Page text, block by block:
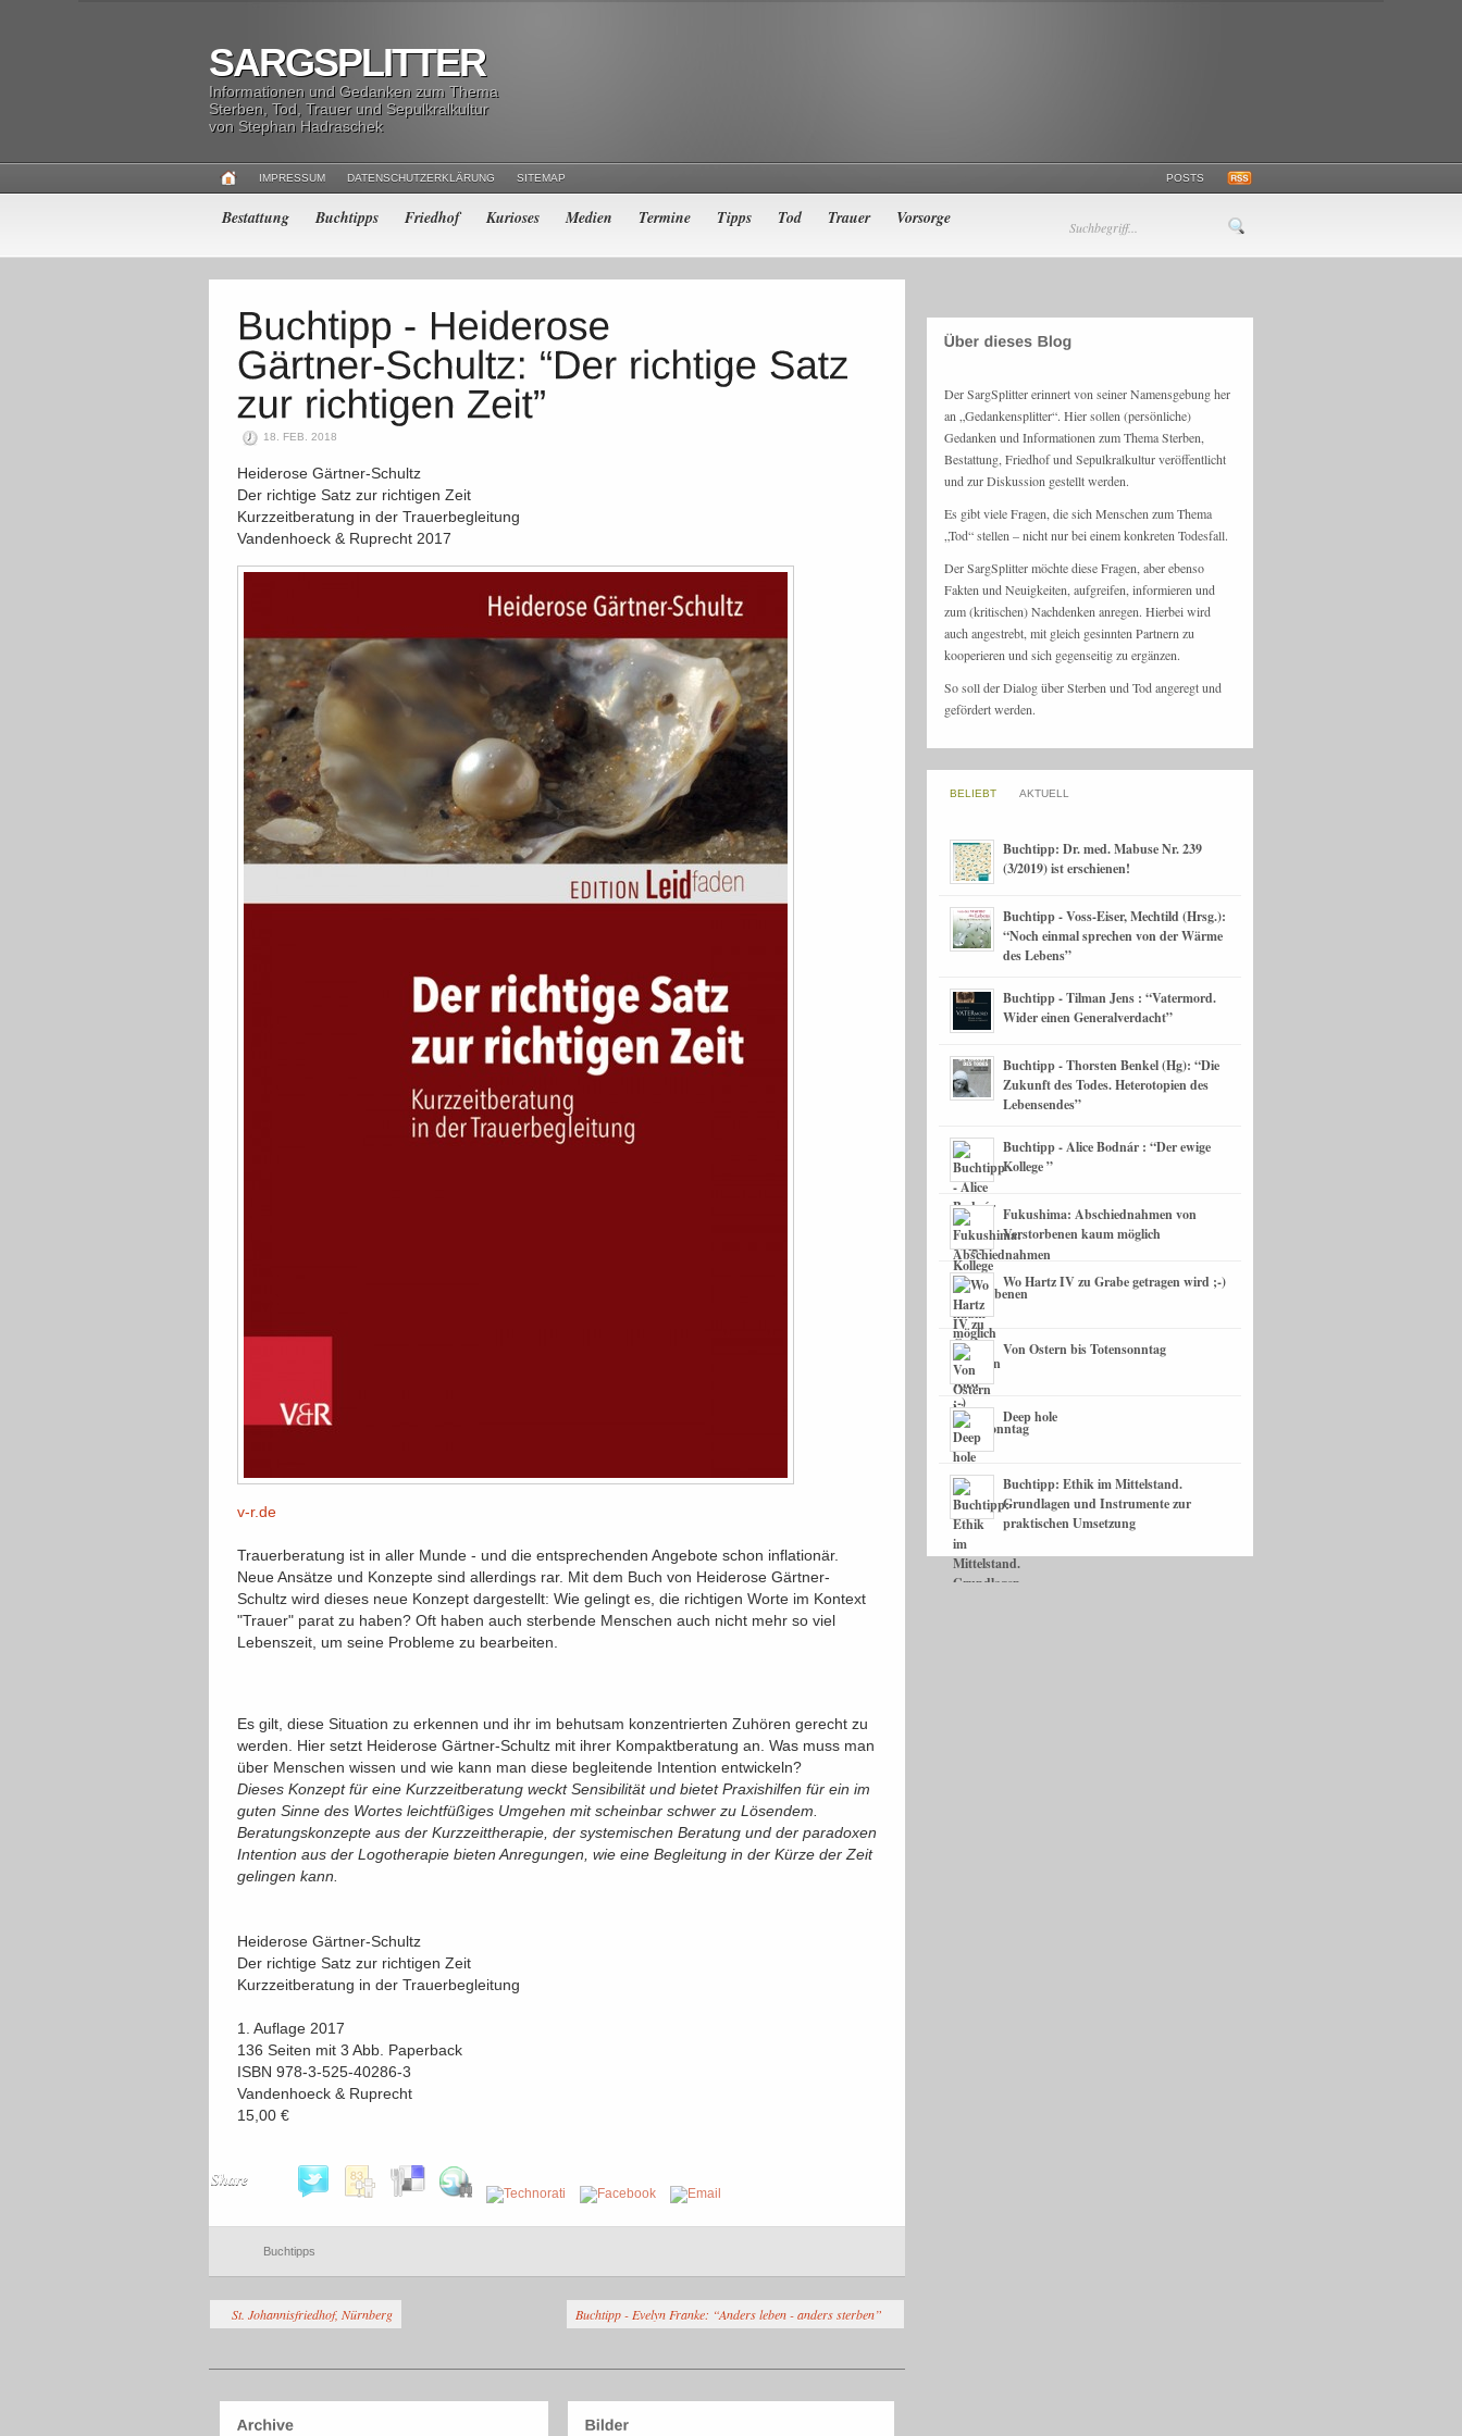
SARGSPLITTER
Informationen und Gedanken zum Thema
Sterben, Tod, Trauer und Sepulkralkultur
von Stephan Hadraschek
IMPRESSUM DATENSCHUTZERKLÄRUNG SITEMAP POSTS
Bestattung Buchtipps Friedhof Kurioses Medien Termine Tipps Tod Trauer Vorsorge
18. FEB. 2018
Heiderose Gärtner-Schultz
Der richtige Satz zur richtigen Zeit
Kurzzeitberatung in der Trauerbegleitung
Vandenhoeck & Ruprecht 2017
v-r.de
Trauerberatung ist in aller Munde - und die entsprechenden Angebote schon inflationär.
Neue Ansätze und Konzepte sind allerdings rar. Mit dem Buch von Heiderose Gärtner-
Schultz wird dieses neue Konzept dargestellt: Wie gelingt es, die richtigen Worte im Kontext
"Trauer" parat zu haben? Oft haben auch sterbende Menschen auch nicht mehr so viel
Lebenszeit, um seine Probleme zu bearbeiten.
Es gilt, diese Situation zu erkennen und ihr im behutsam konzentrierten Zuhören gerecht zu
werden. Hier setzt Heiderose Gärtner-Schultz mit ihrer Kompaktberatung an. Was muss man
über Menschen wissen und wie kann man diese begleitende Intention entwickeln?
Dieses Konzept für eine Kurzzeitberatung weckt Sensibilität und bietet Praxishilfen für ein im
guten Sinne des Wortes leichtfüßiges Umgehen mit scheinbar schwer zu Lösendem.
Beratungskonzepte aus der Kurzzeittherapie, der systemischen Beratung und der paradoxen
Intention aus der Logotherapie bieten Anregungen, wie eine Begleitung in der Kürze der Zeit
gelingen kann.
Heiderose Gärtner-Schultz
Der richtige Satz zur richtigen Zeit
Kurzzeitberatung in der Trauerbegleitung
1. Auflage 2017
136 Seiten mit 3 Abb. Paperback
ISBN 978-3-525-40286-3
Vandenhoeck & Ruprecht
15,00 €
Share
Buchtipps
St. Johannisfriedhof, Nürnberg Buchtipp - Evelyn Franke: “Anders leben - anders sterben”
Der SargSplitter erinnert von seiner Namensgebung her
an „Gedankensplitter“. Hier sollen (persönliche)
Gedanken und Informationen zum Thema Sterben,
Bestattung, Friedhof und Sepulkralkultur veröffentlicht
und zur Diskussion gestellt werden.
Es gibt viele Fragen, die sich Menschen zum Thema
„Tod“ stellen – nicht nur bei einem konkreten Todesfall.
Der SargSplitter möchte diese Fragen, aber ebenso
Fakten und Neuigkeiten, aufgreifen, informieren und
zum (kritischen) Nachdenken anregen. Hierbei wird
auch angestrebt, mit gleich gesinnten Partnern zu
kooperieren und sich gegenseitig zu ergänzen.
So soll der Dialog über Sterben und Tod angeregt und
gefördert werden.
BELIEBT AKTUELL
Buchtipp: Dr. med. Mabuse Nr. 239
(3/2019) ist erschienen!
Buchtipp - Voss-Eiser, Mechtild (Hrsg.):
“Noch einmal sprechen von der Wärme
des Lebens”
Buchtipp - Tilman Jens : “Vatermord.
Wider einen Generalverdacht”
Buchtipp - Thorsten Benkel (Hg): “Die
Zukunft des Todes. Heterotopien des
Lebensendes”
Buchtipp - Alice Bodnár : “Der ewige
Kollege ”
Fukushima: Abschiednahmen von
Verstorbenen kaum möglich
Wo Hartz IV zu Grabe getragen wird ;-)
Von Ostern bis Totensonntag
Deep hole
Buchtipp: Ethik im Mittelstand.
Grundlagen und Instrumente zur
praktischen Umsetzung